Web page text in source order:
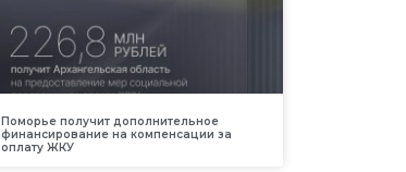
Поморье получит дополнительное
финансирование на компенсации за
оплату ЖКУ